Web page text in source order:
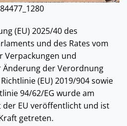
(EU) 2025/40 des
und des Rates vom
Verpackungen und
Änderung der Verordnung
(EU) 2019/904 sowie
94/62/EG wurde am
der EU veröffentlicht und ist
getreten.